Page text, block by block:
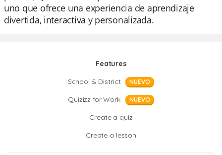
uno que ofrece una experiencia de aprendizaje
divertida, interactiva y personalizada.
Features
School & District
NUEVO
Quizizz for Work NUEVO
Create a quiz
Create a lesson